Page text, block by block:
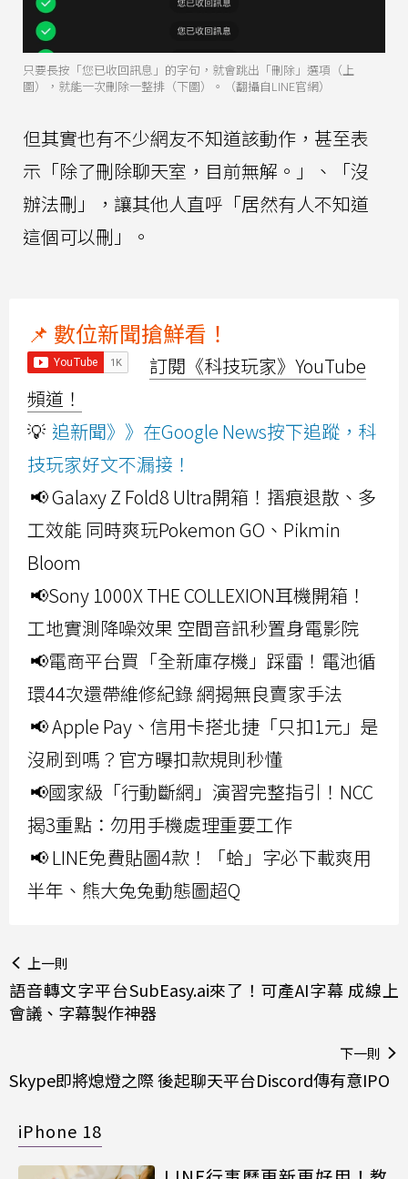
只要長按「您已收回訊息」的字句，就會跳出「刪除」選項（上
圖），就能一次刪除一整排（下圖）。（翻攝自LINE官網）
但其實也有不少網友不知道該動作，甚至表
示「除了刪除聊天室，目前無解。」、「沒
辦法刪」，讓其他人直呼「居然有人不知道
這個可以刪」。
📌 數位新聞搶鮮看！
訂閱《科技玩家》YouTube
頻道！
💡 追新聞》》在Google News按下追蹤，科
技玩家好文不漏接！
📢 Galaxy Z Fold8 Ultra開箱！摺痕退散、多
工效能 同時爽玩Pokemon GO、Pikmin
Bloom
📢Sony 1000X THE COLLEXION耳機開箱！
工地實測降噪效果 空間音訊秒置身電影院
📢電商平台買「全新庫存機」踩雷！電池循
環44次還帶維修紀錄 網揭無良賣家手法
📢 Apple Pay、信用卡搭北捷「只扣1元」是
沒刷到嗎？官方曝扣款規則秒懂
📢國家級「行動斷網」演習完整指引！NCC
揭3重點：勿用手機處理重要工作
📢 LINE免費貼圖4款！「蛤」字必下載爽用
半年、熊大兔兔動態圖超Q
上一則
語音轉文字平台SubEasy.ai來了！可產AI字幕 成線上
會議、字幕製作神器
下一則
Skype即將熄燈之際 後起聊天平台Discord傳有意IPO
iPhone 18